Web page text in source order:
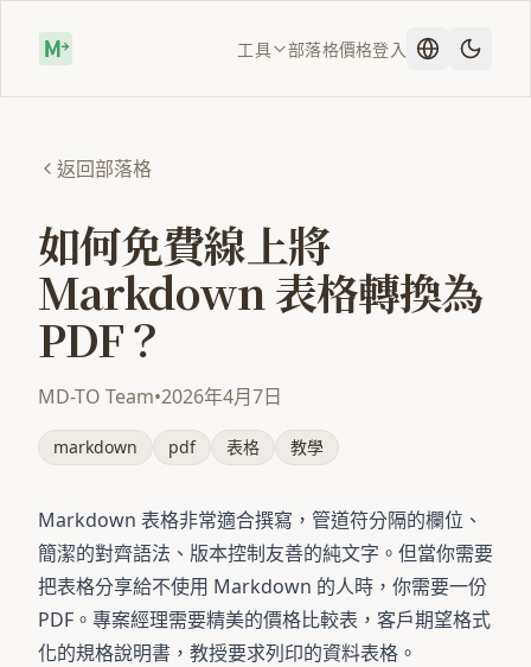
工具 部落格價格登入
返回部落格
如何免費線上將
Markdown 表格轉換為
PDF？
MD-TO Team•2026年4月7日
markdown pdf 表格 教學
Markdown 表格非常適合撰寫，管道符分隔的欄位、
簡潔的對齊語法、版本控制友善的純文字。但當你需要
把表格分享給不使用 Markdown 的人時，你需要一份
PDF。專案經理需要精美的價格比較表，客戶期望格式
化的規格說明書，教授要求列印的資料表格。